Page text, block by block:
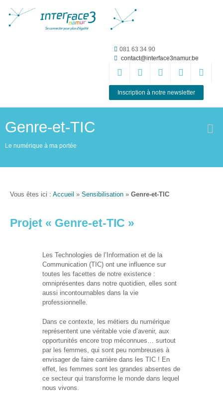
081 63 34 90
contact@interface3namur.be
Inscription à notre newsletter
Genre-et-TIC
Le numérique à ma portée
Vous êtes ici : Accueil » Sensibilisation » Genre-et-TIC
Projet « Genre-et-TIC »
Les Technologies de l’Information et de la
Communication (TIC) ont une influence sur
toutes les facettes de notre existence :
omniprésentes dans notre quotidien, elles sont
aussi incontournables dans la vie
professionnelle.
Dans ce contexte, les métiers du numérique
représentent une véritable voie d’avenir, aux
opportunités encore trop méconnues… surtout
par les femmes, qui sont peu nombreuses à
envisager de faire carrière dans les TIC ! En
effet, les femmes sont les grandes absentes de
ce secteur qui transforme le monde dans lequel
nous vivons.
Anciens
Média
et
DIGISTART
Opérateur·rice
Support IT –